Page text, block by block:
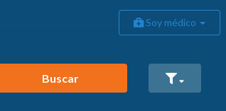
Soy médico
Buscar